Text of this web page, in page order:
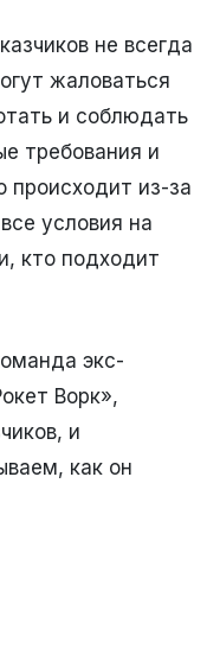
не всегда
жаловаться
и соблюдать
требования и
происходит из-за
условия на
кто подходит
экс-
Ворк»,
и
как он